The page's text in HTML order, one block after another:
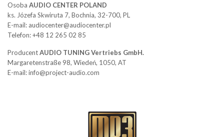
Osoba AUDIO CENTER POLAND
ks. Józefa Skwiruta 7, Bochnia, 32-700, PL
E-mail: audiocenter@audiocenter.pl
Telefon: +48 12 265 02 85
ProducentAUDIO TUNING Vertriebs GmbH.
Margaretenstraße 98, Wiedeń, 1050, AT
E-mail: info@project-audio.com